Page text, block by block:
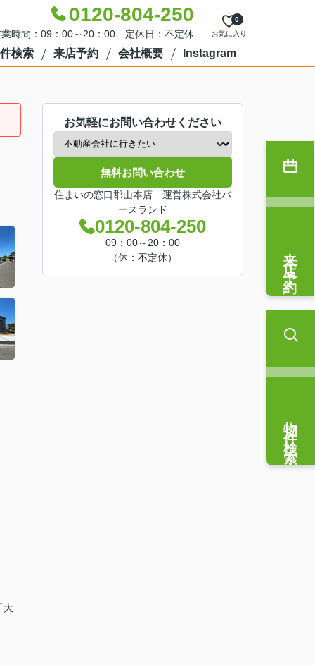
0120-804-250
業時間：09：00～20：00 定休日：不定休 お気に入り
0
検索 来店予約 会社概要 Instagram
大
お気軽にお問い合わせください
無料お問い合わせ
住まいの窓口郡山本店 運営株式会社バ
ースランド
0120-804-250
09：00～20：00
（休：不定休）
来店予約
物件検索